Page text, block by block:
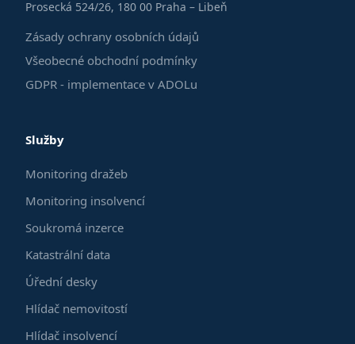
Prosecká 524/26, 180 00 Praha – Libeň
Zásady ochrany osobních údajů
Všeobecné obchodní podmínky
GDPR - implementace v ADOLu
Služby
Monitoring dražeb
Monitoring insolvencí
Soukromá inzerce
Katastrální data
Úřední desky
Hlídač nemovitostí
Hlídač insolvencí